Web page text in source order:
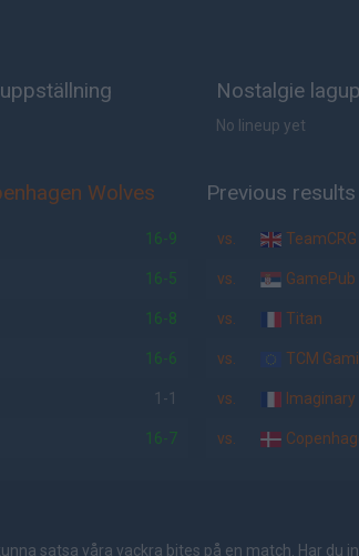
Nostalgie
No lineup yet
Wolves
16-9
16-5
16-8
16-6
1-1
16-7
Previous
vs. TeamCRG
vs. GamePub
vs. Titan
vs. TCM
vs.
vs.
satsa våra vackra bites på en match. Har du